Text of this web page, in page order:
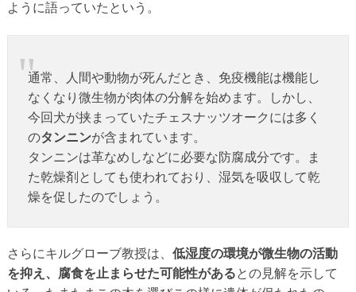
ように語っていたという。
通常、人間や動物が死んだとき、免疫機能は機能し
なくなり微生物が肉体の分解を始めます。しかし、
今回犬が挟まっていたチェスナッツオークには多く
のタンニンが含まれています。
タンニンは革なめしなどに必要な防腐成分です。ま
た乾燥剤としても使われており、湿気を吸収して乾
燥を促したのでしょう。
さらにキルグローブ教授は、 低湿度の環境が微生物の活動
を抑え、腐食を止まらせた可能性があるとの見解を示して